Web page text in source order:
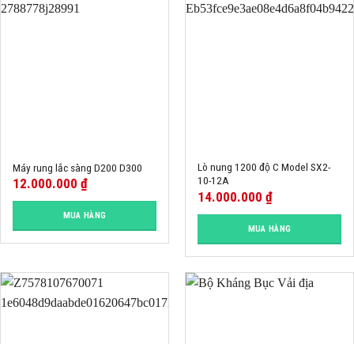
Máy rung lắc sàng D200 D300
12.000.000 ₫
MUA HÀNG
Lò nung 1200 độ C Model SX2-
10-12A
14.000.000 ₫
MUA HÀNG